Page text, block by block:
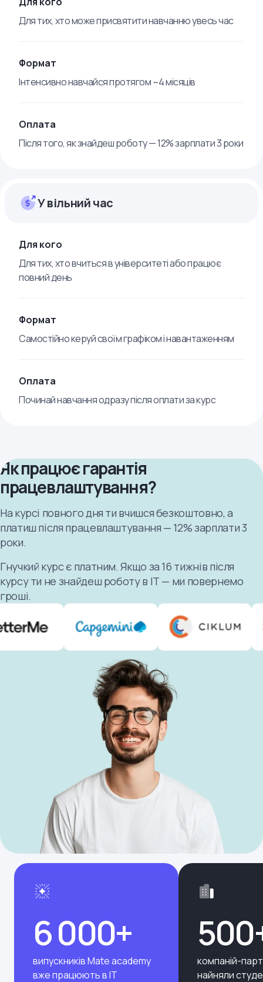
Для тих, хто може присвятити навчанню увесь час
Формат
Інтенсивно навчайся протягом ~4 місяців
Оплата
Після того, як знайдеш роботу — 12% зарплати 3 роки
У вільний час
Для кого
Для тих, хто вчиться в університеті або працює
повний день
Формат
Самостійно керуй своїм графіком і навантаженням
Оплата
Починай навчання одразу після оплати за курс
Як працює гарантія
працевлаштування?
На курсі повного дня ти вчишся безкоштовно, а
платиш після працевлаштування — 12% зарплати 3
роки.
Гнучкий курс є платним. Якщо за 16 тижнів після
курсу ти не знайдеш роботу в ІТ — ми повернемо
гроші.
6 000+
випускників Mate academy
вже працюють в ІТ
компаній-
найняли